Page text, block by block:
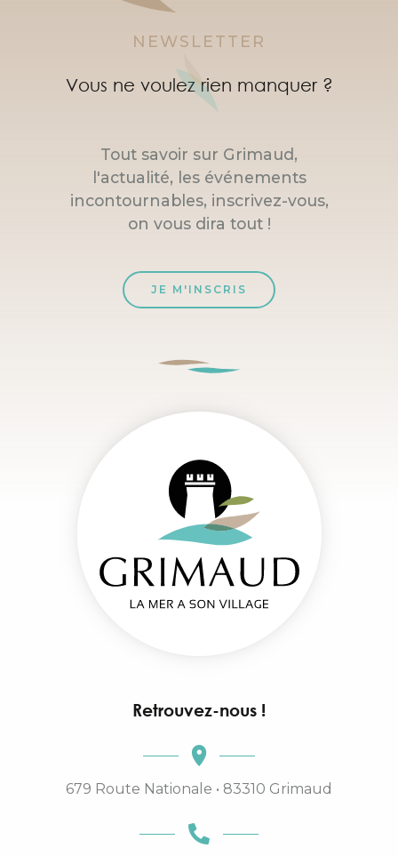
NEWSLETTER
Vous ne voulez rien manquer ?
Tout savoir sur Grimaud,
l'actualité, les événements
incontournables, inscrivez-vous,
on vous dira tout !
JE M'INSCRIS
Retrouvez-nous !
679 Route Nationale • 83310 Grimaud